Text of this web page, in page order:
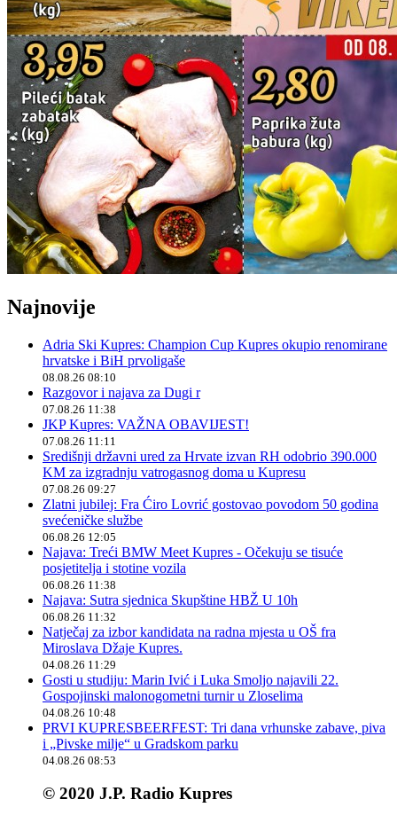
Najnovije
Adria Ski Kupres: Champion Cup Kupres okupio renomirane
hrvatske i BiH prvoligaše
08.08.26 08:10
Razgovor i najava za Dugi r
07.08.26 11:38
JKP Kupres: VAŽNA OBAVIJEST!
07.08.26 11:11
Središnji državni ured za Hrvate izvan RH odobrio 390.000
KM za izgradnju vatrogasnog doma u Kupresu
07.08.26 09:27
Zlatni jubilej: Fra Ćiro Lovrić gostovao povodom 50 godina
svećeničke službe
06.08.26 12:05
Najava: Treći BMW Meet Kupres - Očekuju se tisuće
posjetitelja i stotine vozila
06.08.26 11:38
Najava: Sutra sjednica Skupštine HBŽ U 10h
06.08.26 11:32
Natječaj za izbor kandidata na radna mjesta u OŠ fra
Miroslava Džaje Kupres.
04.08.26 11:29
Gosti u studiju: Marin Ivić i Luka Smoljo najavili 22.
Gospojinski malonogometni turnir u Zloselima
04.08.26 10:48
PRVI KUPRESBEERFEST: Tri dana vrhunske zabave, piva
i „Pivske milje“ u Gradskom parku
04.08.26 08:53
© 2020 J.P. Radio Kupres